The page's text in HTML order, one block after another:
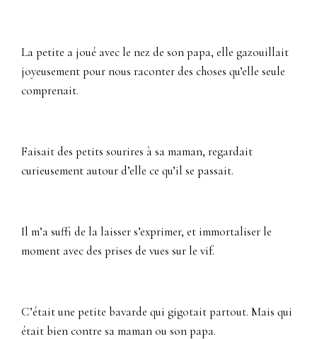
La petite a joué avec le nez de son papa, elle gazouillait
joyeusement pour nous raconter des choses qu’elle seule
comprenait.
Faisait des petits sourires à sa maman, regardait
curieusement autour d’elle ce qu’il se passait.
Il m’a suffi de la laisser s’exprimer, et immortaliser le
moment avec des prises de vues sur le vif.
C’était une petite bavarde qui gigotait partout. Mais qui
était bien contre sa maman ou son papa.